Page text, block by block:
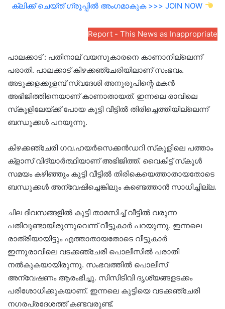
ക്ലിക്ക് ചെയ്ത് ഗ്രൂപ്പിൽ അംഗമാകുക >>> JOIN NOW
Report - This News as Inappropriate
പാലക്കാട് : പതിനാല് വയസുകാരനെ കാണാനില്ലെന്ന്
പരാതി. പാലക്കാട് കിഴക്കഞ്ചേരിയിലാണ് സംഭവം.
അടുക്കളക്കുളമ്പ് സ്വദേശി അനുരൂപിന്റെ മകൻ
അഭിജിത്തിനെയാണ് കാണാതായത്. ഇന്നലെ രാവിലെ
സ്‌കൂളിലേയ്ക്ക് പോയ കുട്ടി വീട്ടിൽ തിരിച്ചെത്തിയില്ലെന്ന്
ബന്ധുക്കൾ പറയുന്നു.
കിഴക്കഞ്ചേരി ഗവ.ഹയർസെക്കൻഡറി സ്‌കൂളിലെ പത്താം
ക്ളാസ് വിദ്യാർത്ഥിയാണ് അഭിജിത്ത്. വൈകിട്ട് സ്‌കൂൾ
സമയം കഴിഞ്ഞും കുട്ടി വീട്ടിൽ തിരികെയെത്താതായതോടെ
ബന്ധുക്കൾ അന്വേഷിച്ചെങ്കിലും കണ്ടെത്താൻ സാധിച്ചില്ല.
ചില ദിവസങ്ങളിൽ കുട്ടി താമസിച്ച് വീട്ടിൽ വരുന്ന
പതിവുണ്ടായിരുന്നുവെന്ന് വീട്ടുകാർ പറയുന്നു. ഇന്നലെ
രാത്രിയായിട്ടും എത്താതായതോടെ വീട്ടുകാർ
ഇന്നുരാവിലെ വടക്കഞ്ചേരി പൊലീസിൽ പരാതി
നൽകുകയായിരുന്നു. സംഭവത്തിൽ പൊലീസ്
അന്വേഷണം ആരംഭിച്ചു. സിസിടിവി ദൃശ്യങ്ങളടക്കം
പരിശോധിക്കുകയാണ്. ഇന്നലെ കുട്ടിയെ വടക്കഞ്ചേരി
നഗരപ്രദേശത്ത് കണ്ടവരുണ്ട്.